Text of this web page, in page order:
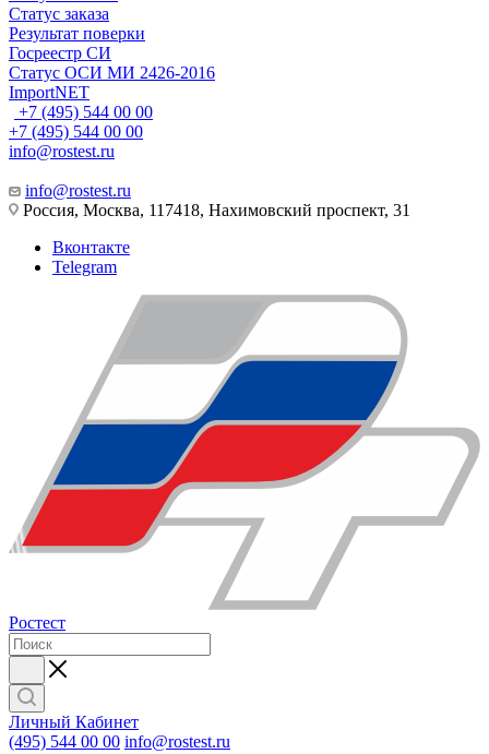
Статус заказа
Результат поверки
Госреестр СИ
Статус ОСИ МИ 2426-2016
ImportNET
+7 (495) 544 00 00
+7 (495) 544 00 00
info@rostest.ru
info@rostest.ru
Россия, Москва, 117418, Нахимовский проспект, 31
Вконтакте
Telegram
Ростест
Личный Кабинет
(495) 544 00 00 info@rostest.ru